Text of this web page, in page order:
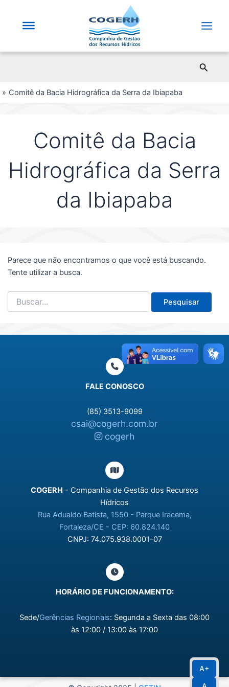
Comitê da Bacia Hidrográfica da Serra da Ibiapaba
Comitê da Bacia
Hidrográfica da Serra
da Ibiapaba
Parece que não encontramos o que você está buscando.
Tente utilizar a busca.
Pesquisar
por:
FALE CONOSCO
(85) 3513-9099
csai@cogerh.com.br
cogerh
COGERH - Companhia de Gestão dos Recursos
Hídricos
Rua Adualdo Batista, 1550 - Parque Iracema,
Fortaleza/CE - CEP: 60.824.140
CNPJ: 74.075.938.0001-07
HORÁRIO DE FUNCIONAMENTO:
Sede/Gerências Regionais: Segunda a Sexta das 08:00
às 12:00 / 13:00 às 17:00
A+